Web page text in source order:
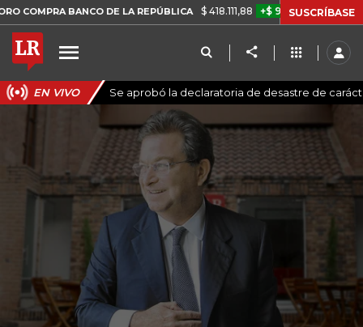
BANCO DE LA REPÚBLICA $ 418.111,88 +$ 9.612,91 +2,35% TASA
SUSCRÍBASE
EN VIVO Se aprobó la declaratoria de desastre de